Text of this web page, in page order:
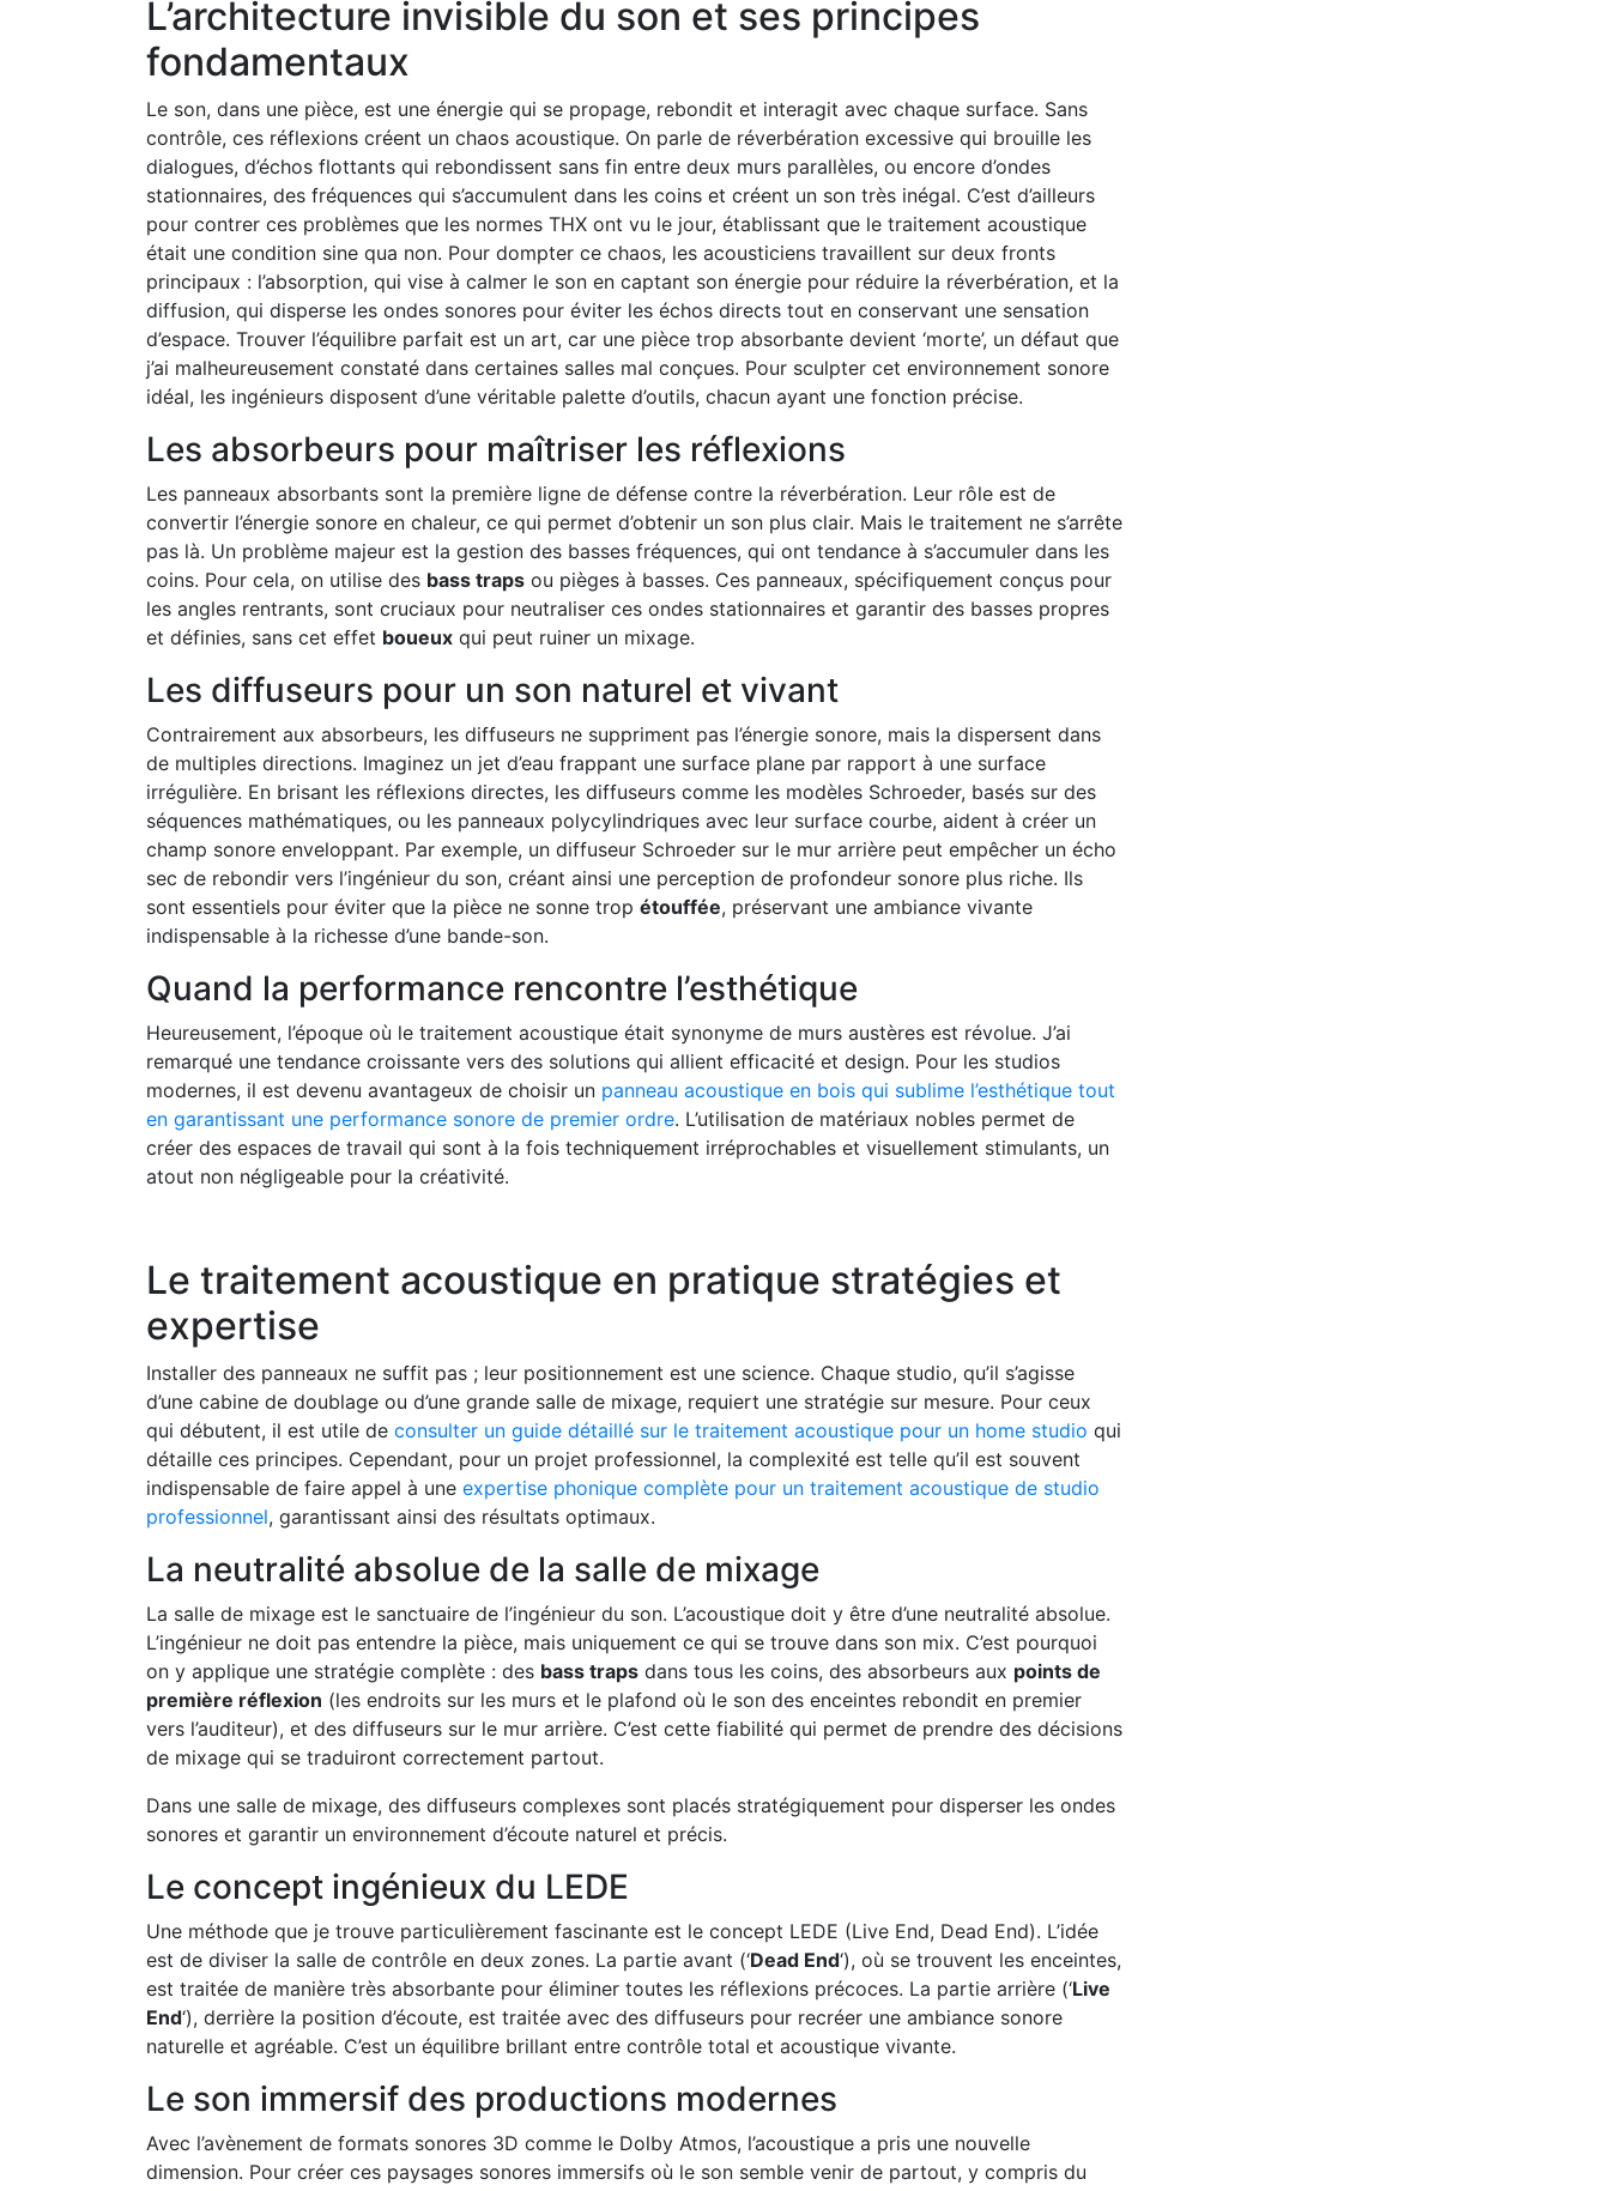
L’architecture invisible du son et ses principes
fondamentaux
Le son, dans une pièce, est une énergie qui se propage, rebondit et interagit avec chaque surface. Sans
contrôle, ces réflexions créent un chaos acoustique. On parle de réverbération excessive qui brouille les
dialogues, d’échos flottants qui rebondissent sans fin entre deux murs parallèles, ou encore d’ondes
stationnaires, des fréquences qui s’accumulent dans les coins et créent un son très inégal. C’est d’ailleurs
pour contrer ces problèmes que les normes THX ont vu le jour, établissant que le traitement acoustique
était une condition sine qua non. Pour dompter ce chaos, les acousticiens travaillent sur deux fronts
principaux : l’absorption, qui vise à calmer le son en captant son énergie pour réduire la réverbération, et la
diffusion, qui disperse les ondes sonores pour éviter les échos directs tout en conservant une sensation
d’espace. Trouver l’équilibre parfait est un art, car une pièce trop absorbante devient ‘morte’, un défaut que
j’ai malheureusement constaté dans certaines salles mal conçues. Pour sculpter cet environnement sonore
idéal, les ingénieurs disposent d’une véritable palette d’outils, chacun ayant une fonction précise.
Les absorbeurs pour maîtriser les réflexions
Les panneaux absorbants sont la première ligne de défense contre la réverbération. Leur rôle est de
convertir l’énergie sonore en chaleur, ce qui permet d’obtenir un son plus clair. Mais le traitement ne s’arrête
pas là. Un problème majeur est la gestion des basses fréquences, qui ont tendance à s’accumuler dans les
coins. Pour cela, on utilise des bass traps ou pièges à basses. Ces panneaux, spécifiquement conçus pour
les angles rentrants, sont cruciaux pour neutraliser ces ondes stationnaires et garantir des basses propres
et définies, sans cet effet boueux qui peut ruiner un mixage.
Les diffuseurs pour un son naturel et vivant
Contrairement aux absorbeurs, les diffuseurs ne suppriment pas l’énergie sonore, mais la dispersent dans
de multiples directions. Imaginez un jet d’eau frappant une surface plane par rapport à une surface
irrégulière. En brisant les réflexions directes, les diffuseurs comme les modèles Schroeder, basés sur des
séquences mathématiques, ou les panneaux polycylindriques avec leur surface courbe, aident à créer un
champ sonore enveloppant. Par exemple, un diffuseur Schroeder sur le mur arrière peut empêcher un écho
sec de rebondir vers l’ingénieur du son, créant ainsi une perception de profondeur sonore plus riche. Ils
sont essentiels pour éviter que la pièce ne sonne trop étouffée, préservant une ambiance vivante
indispensable à la richesse d’une bande-son.
Quand la performance rencontre l’esthétique
Heureusement, l’époque où le traitement acoustique était synonyme de murs austères est révolue. J’ai
remarqué une tendance croissante vers des solutions qui allient efficacité et design. Pour les studios
modernes, il est devenu avantageux de choisir un panneau acoustique en bois qui sublime l’esthétique tout
en garantissant une performance sonore de premier ordre. L’utilisation de matériaux nobles permet de
créer des espaces de travail qui sont à la fois techniquement irréprochables et visuellement stimulants, un
atout non négligeable pour la créativité.
Le traitement acoustique en pratique stratégies et
expertise
Installer des panneaux ne suffit pas ; leur positionnement est une science. Chaque studio, qu’il s’agisse
d’une cabine de doublage ou d’une grande salle de mixage, requiert une stratégie sur mesure. Pour ceux
qui débutent, il est utile de consulter un guide détaillé sur le traitement acoustique pour un home studio qui
détaille ces principes. Cependant, pour un projet professionnel, la complexité est telle qu’il est souvent
indispensable de faire appel à une expertise phonique complète pour un traitement acoustique de studio
professionnel, garantissant ainsi des résultats optimaux.
La neutralité absolue de la salle de mixage
La salle de mixage est le sanctuaire de l’ingénieur du son. L’acoustique doit y être d’une neutralité absolue.
L’ingénieur ne doit pas entendre la pièce, mais uniquement ce qui se trouve dans son mix. C’est pourquoi
on y applique une stratégie complète : des bass traps dans tous les coins, des absorbeurs aux points de
première réflexion (les endroits sur les murs et le plafond où le son des enceintes rebondit en premier
vers l’auditeur), et des diffuseurs sur le mur arrière. C’est cette fiabilité qui permet de prendre des décisions
de mixage qui se traduiront correctement partout.
Dans une salle de mixage, des diffuseurs complexes sont placés stratégiquement pour disperser les ondes
sonores et garantir un environnement d’écoute naturel et précis.
Le concept ingénieux du LEDE
Une méthode que je trouve particulièrement fascinante est le concept LEDE (Live End, Dead End). L’idée
est de diviser la salle de contrôle en deux zones. La partie avant (‘Dead End‘), où se trouvent les enceintes,
est traitée de manière très absorbante pour éliminer toutes les réflexions précoces. La partie arrière (‘Live
End‘), derrière la position d’écoute, est traitée avec des diffuseurs pour recréer une ambiance sonore
naturelle et agréable. C’est un équilibre brillant entre contrôle total et acoustique vivante.
Le son immersif des productions modernes
Avec l’avènement de formats sonores 3D comme le Dolby Atmos, l’acoustique a pris une nouvelle
dimension. Pour créer ces paysages sonores immersifs où le son semble venir de partout, y compris du